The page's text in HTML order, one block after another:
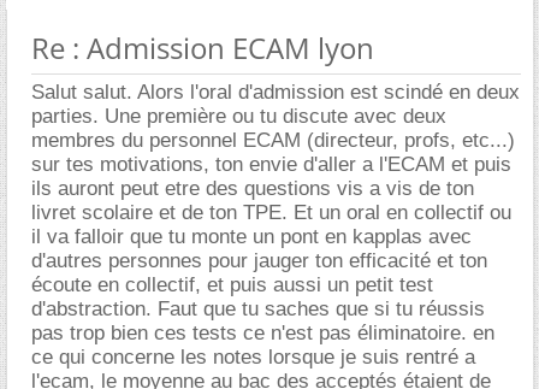
Re : Admission ECAM lyon
Salut salut. Alors l'oral d'admission est scindé en deux
parties. Une première ou tu discute avec deux
membres du personnel ECAM (directeur, profs, etc...)
sur tes motivations, ton envie d'aller a l'ECAM et puis
ils auront peut etre des questions vis a vis de ton
livret scolaire et de ton TPE. Et un oral en collectif ou
il va falloir que tu monte un pont en kapplas avec
d'autres personnes pour jauger ton efficacité et ton
écoute en collectif, et puis aussi un petit test
d'abstraction. Faut que tu saches que si tu réussis
pas trop bien ces tests ce n'est pas éliminatoire. en
ce qui concerne les notes lorsque je suis rentré a
l'ecam, le moyenne au bac des acceptés étaient de